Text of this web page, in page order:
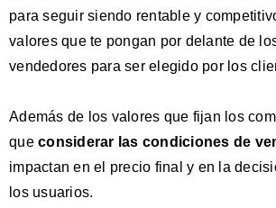
para seguir siendo rentable y
valores que te pongan por delante de
vendedores para ser elegido por los
Además de los valores que fijan los
que considerar las condiciones de
impactan en el precio final y en la
los usuarios.